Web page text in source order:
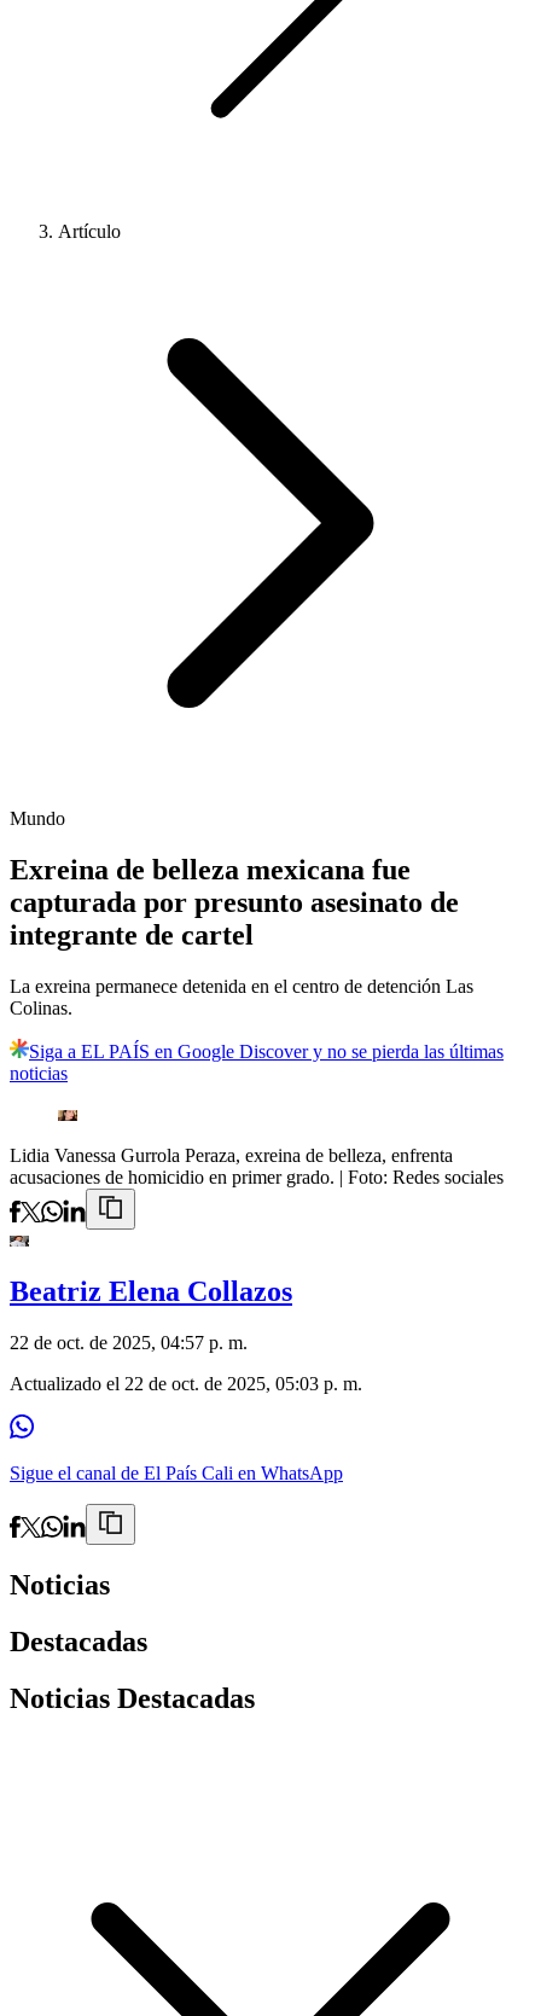
Artículo
Mundo
Exreina de belleza mexicana fue
capturada por presunto asesinato de
integrante de cartel
La exreina permanece detenida en el centro de detención Las
Colinas.
Siga a EL PAÍS en Google Discover y no se pierda las últimas
noticias
Lidia Vanessa Gurrola Peraza, exreina de belleza, enfrenta
acusaciones de homicidio en primer grado. | Foto: Redes sociales
Beatriz Elena Collazos
22 de oct. de 2025, 04:57 p. m.
Actualizado el 22 de oct. de 2025, 05:03 p. m.
Sigue el canal de El País Cali en WhatsApp
Noticias
Destacadas
Noticias Destacadas